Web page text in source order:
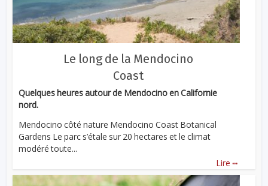
Le long de la Mendocino
Coast
Quelques heures autour de Mendocino en Californie
nord.
Mendocino côté nature Mendocino Coast Botanical
Gardens Le parc s’étale sur 20 hectares et le climat
modéré toute...
Lire ...